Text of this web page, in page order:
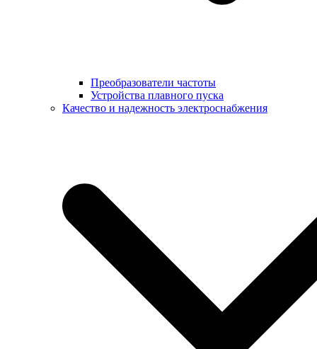
Преобразователи частоты
Устройства плавного пуска
Качество и надежность электроснабжения